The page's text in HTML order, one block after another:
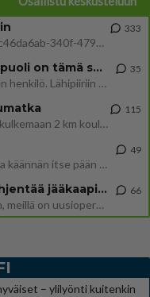
https://www.iltalehti.fi/viihdeuutiset/a/c46da6ab-340f-4790-aaa7-0865eed2336 Yrityksen konkurssihakemus on tullut kärä
333
Tiesitkö? Martina Aitolehden isäpuoli on tämä suosittu laulaja
Martina Aitolehti on seurattu julkisuuden henkilö. Lähipiiriin mahtuu muitakin tunnettuja henkilöitä. Tiesitkö, että Ma
35
Hesarissa päivitellään lapset joutuu nyt kulkemaan 2 km kouluun jösses. Ruostefillarilla tuo matka menee vaikka miten äk
115
Mutta mies vain tuijottaa, siinä vaiheessa käännän itse pään pois. Mikä juttu? Yleensä jos joku tuijottaa tai katsoo, hä
49
Uusioperheen aikuiset lapset tyhjentää jääkaapin käydessään
Miten selvittäisitte seuraavan ongelman, meillä on uusioperhe, minulla teini-ikäiset lapset ja puolisolla aikuiset, jotk
66
– ylilyönti kuitenkin